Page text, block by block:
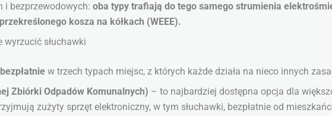
i bezprzewodowych: oba typy trafiają do tego samego strumienia
kosza na kółkach (WEEE).
wyrzucić słuchawki
w trzech typach miejsc, z których każde działa na nieco innych
Zbiórki Odpadów Komunalnych) – to najbardziej dostępna opcja dla
zużyty sprzęt elektroniczny, w tym słuchawki, bezpłatnie od